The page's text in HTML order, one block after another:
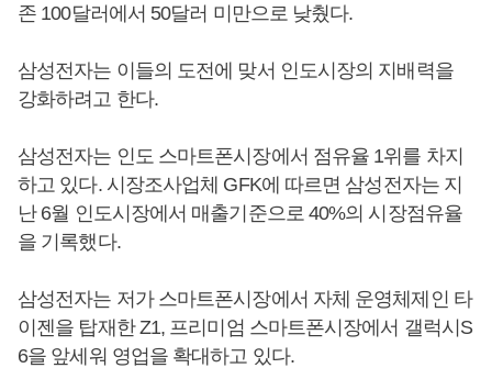
존 100달러에서 50달러 미만으로 낮췄다.
삼성전자는 이들의 도전에 맞서 인도시장의 지배력을
강화하려고 한다.
삼성전자는 인도 스마트폰시장에서 점유율 1위를 차지
하고 있다. 시장조사업체 GFK에 따르면 삼성전자는 지
난 6월 인도시장에서 매출기준으로 40%의 시장점유율
을 기록했다.
삼성전자는 저가 스마트폰시장에서 자체 운영체제인 타
이젠을 탑재한 Z1, 프리미엄 스마트폰시장에서 갤럭시S
6을 앞세워 영업을 확대하고 있다.